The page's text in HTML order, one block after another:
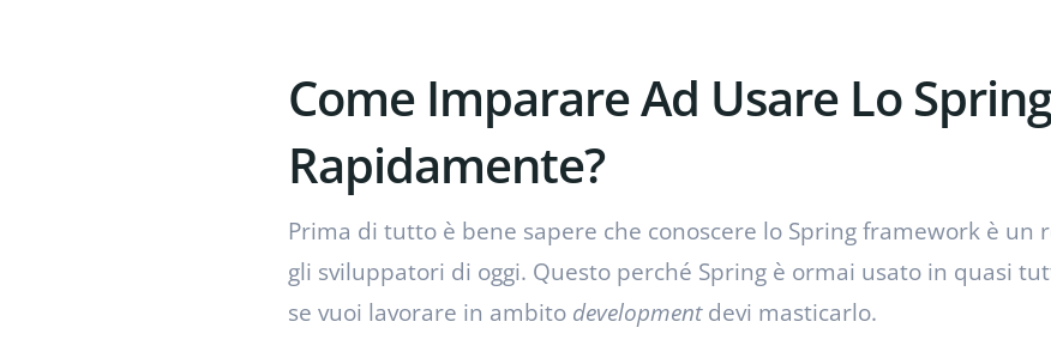
Come Imparare Ad Usare Lo
Rapidamente?
Prima di tutto è bene sapere che conoscere lo Spring framework è un
gli sviluppatori di oggi. Questo perché Spring è ormai usato in quasi
se vuoi lavorare in ambito developmentdevi masticarlo.